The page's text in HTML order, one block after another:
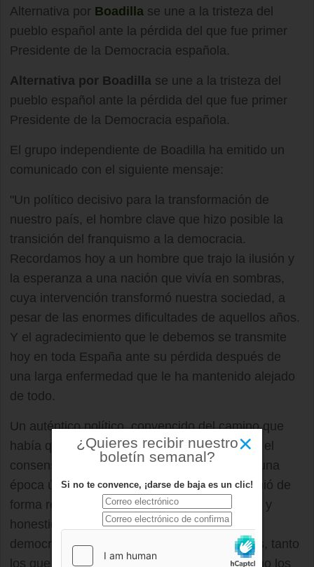
Alternativa por Boadilla se une a la tristeza del
pueblo español ante la pérdida del que fue primer
Presidente de la Democracia española.
Alternativa por Boadilla se une a la tristeza del
pueblo español ante la pérdida del que fue primer
Presidente de la Democracia española.
El grupo independiente de Boadilla ha emitido un
comunicado con el siguiente mensaje:
"Un político decisivo para la transformación de
nuestro país, el hombre clave que hizo posible la
transición del franquismo a la democracia.
Recordamos hoy a un hombre que trajo la ilusión y
la esperanza a una nación que vivía en sombras,
cuya intervención transformó nuestra sociedad, a
pesar de las enormes dificultades de aquellos años.
Y el agradecimiento que le debemos se transmite
hoy en toda España ante su pérdida después de
una larga enfermedad que le ha mantenido alejado
de todo.
Un auténtico político, convencido del camino que
había que seguir, honesto, dialogante, buscó el
consenso y supo conseguirlo, construyendo una
época única en la historia de este país. Asumió de
forma responsable su papel con generosidad y
honestidad, e hizo posible nuestra realidad
democrática. Españoles de todas las edades, tanto
los que vivieron su época de Presidente, como los
×
¿Quieres recibir nuestro
boletín semanal?
Si no te convence, ¡darse de baja es un clic!